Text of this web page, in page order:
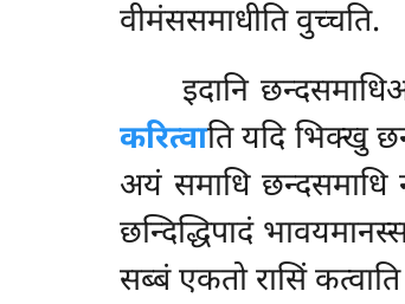
वीमंससमाधीति वुच्चति.
इदानि
करित्वाति यदि भिक्खु
अयं समाधि छन्दसमाधि
छन्दिद्धिपादं
सब्बं एकतो रासिं